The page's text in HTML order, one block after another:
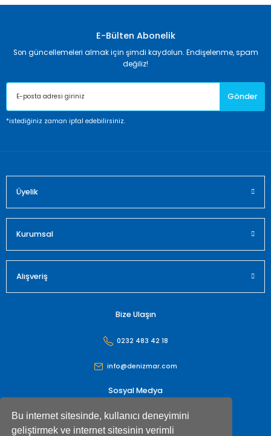
Bu internet sitesinde, kullanıcı deneyimini
geliştirmek ve internet sitesinin verimli
E-Bülten Abonelik
Son güncellemeleri almak için şimdi kaydolun. Endişelenme, spam
değiliz!
Gönder
*istediğiniz zaman iptal edebilirsiniz.
Üyelik
Kurumsal
Alışveriş
Bize Ulaşın
0232 483 42 18
info@denizmar.com
Sosyal Medya